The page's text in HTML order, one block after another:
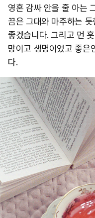
영혼 감싸 안을 줄 아는
끔은 그대와 마주하는
좋겠습니다. 그리고 먼
망이고 생명이었고 좋은
다.